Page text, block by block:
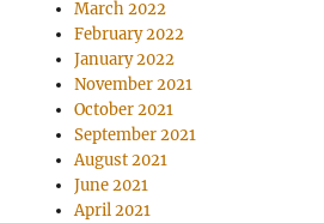
March 2022
February 2022
January 2022
November 2021
October 2021
September 2021
August 2021
June 2021
April 2021